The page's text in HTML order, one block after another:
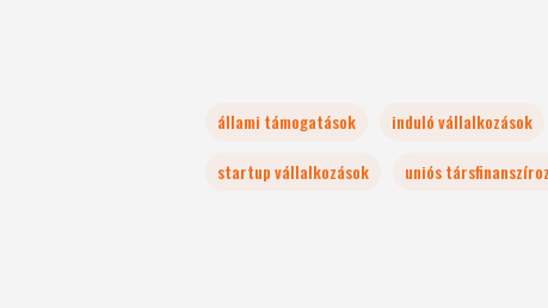
állami támogatások induló vállalkozások
startup vállalkozások
uniós